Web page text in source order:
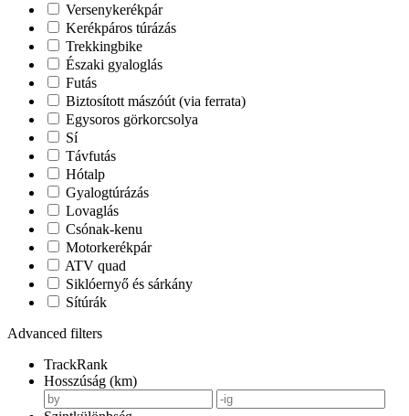
Versenykerékpár
Kerékpáros túrázás
Trekkingbike
Északi gyaloglás
Futás
Biztosított mászóút (via ferrata)
Egysoros görkorcsolya
Sí
Távfutás
Hótalp
Gyalogtúrázás
Lovaglás
Csónak-kenu
Motorkerékpár
ATV quad
Siklóernyő és sárkány
Sítúrák
Advanced filters
TrackRank
Hosszúság (km)